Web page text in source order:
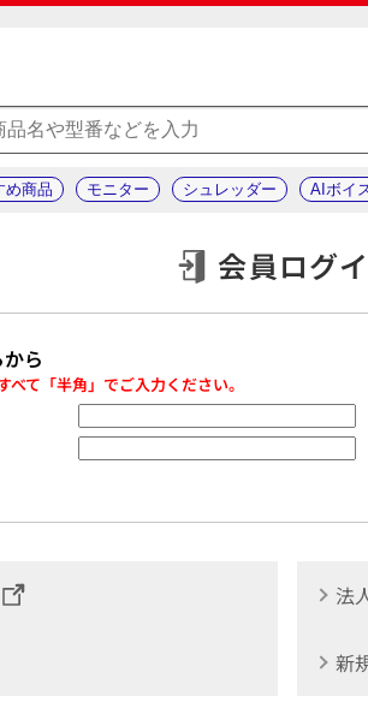
め商品 モニター シュレッダー AIボイ
会員ログ
ら
て「半角」でご入力ください。
法
新